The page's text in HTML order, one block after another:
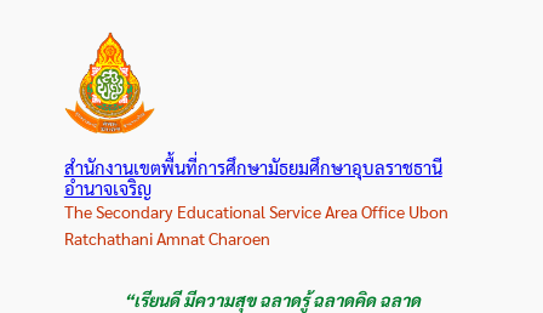
สำนักงานเขตพื้นที่การศึกษามัธยมศึกษาอุบลราชธานี
อำนาจเจริญ
The Secondary Educational Service Area Office Ubon
Ratchathani Amnat Charoen
“เรียนดี มีความสุข ฉลาดรู้ ฉลาดคิด ฉลาด